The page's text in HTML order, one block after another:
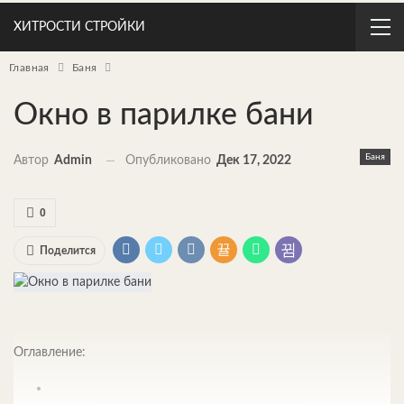
ХИТРОСТИ СТРОЙКИ
Главная Баня
Окно в парилке бани
Баня
Автор Admin Опубликовано Дек 17, 2022
0
Поделится
Оглавление: